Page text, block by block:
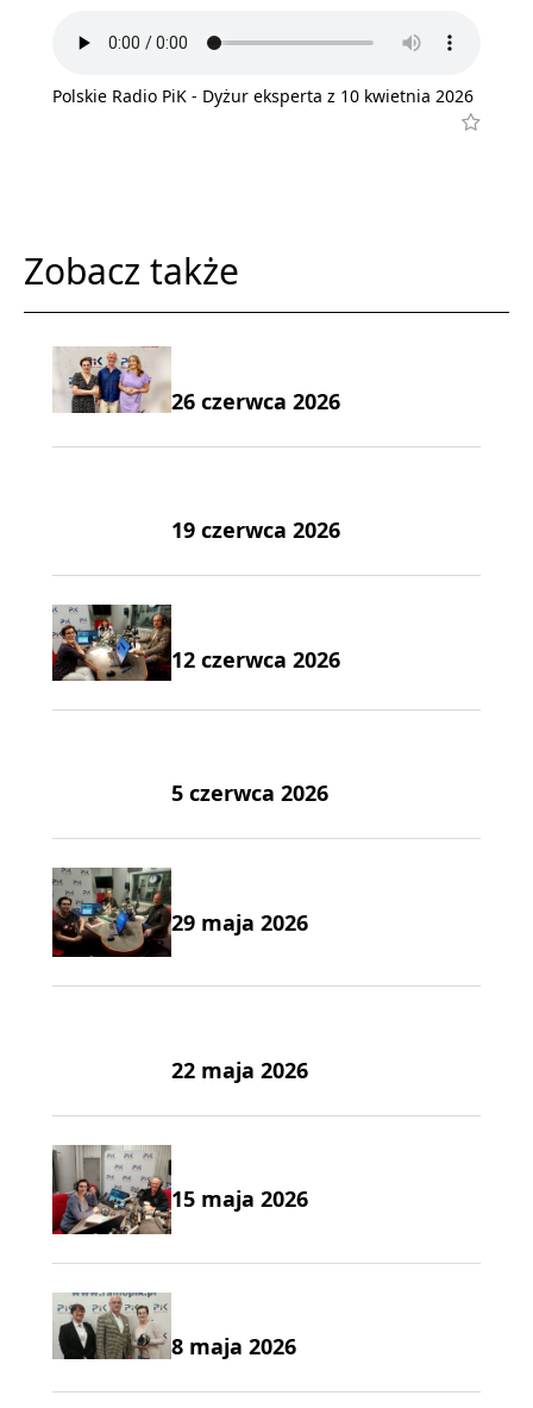
Polskie Radio PiK - Dyżur eksperta z 10 kwietnia 2026
Zobacz także
26 czerwca 2026
19 czerwca 2026
12 czerwca 2026
5 czerwca 2026
29 maja 2026
22 maja 2026
15 maja 2026
8 maja 2026